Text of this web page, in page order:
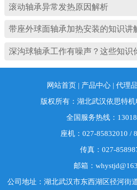
损坏等。 另外，造
滚动轴承异常发热原因解析
带座外球面轴承加热安装的知识讲
深沟球轴承工作有噪声？这些知识你可
网站首页 | 产品中心 |代理
版权所有：湖北武汉依思特机
全国服务热线：
座机：027-85832010 /
传真：027-
邮箱：
公司地址：湖北武汉市东西湖区径河街